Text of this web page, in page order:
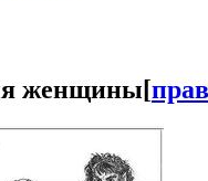
женщины[